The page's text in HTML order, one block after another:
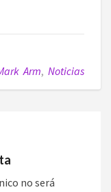
Arm, Noticias
no será